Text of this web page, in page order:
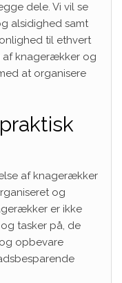
dele. Vi vil se
alsidighed samt
til ethvert
af knagerækker og
at organisere
af knagerækker
og
er ikke
tasker på, de
opbevare